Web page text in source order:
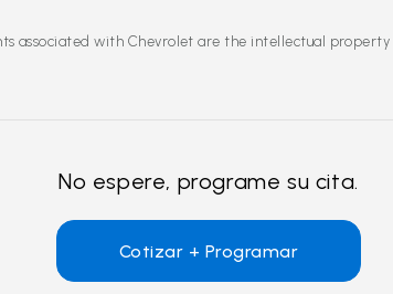
associated with Chevrolet are the intellectual
No espere, programe su cita.
Cotizar + Programar